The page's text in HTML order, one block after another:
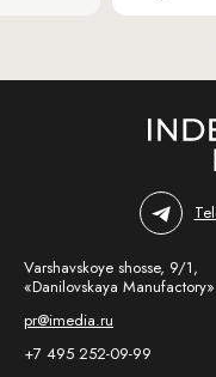
Varshavskoye shosse, 9/1,
«Danilovskaya
pr@imedia.ru
+7 495 252-09-99